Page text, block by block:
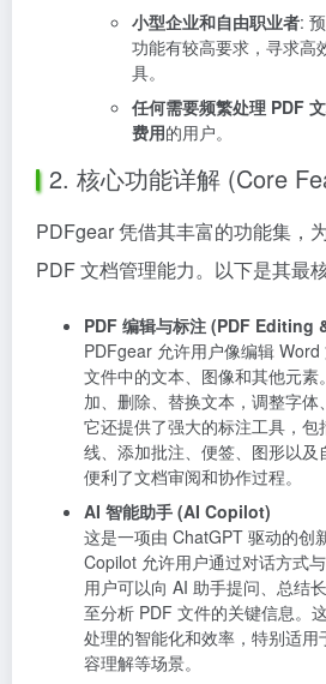
小型企业和自由职业者:
功能有较高要求，寻求高
具。
任何需要频繁处理 PDF
费用的用户。
2. 核心功能详解 (Core
PDFgear 凭借其丰富的功能集，
PDF 文档管理能力。以下是其最
PDF 编辑与标注 (PDF
PDFgear 允许用户像编辑
文件中的文本、图像和其他元
加、删除、替换文本，调整字体
它还提供了强大的标注工具，包
线、添加批注、便签、图形以
便利了文档审阅和协作过程。
AI 智能助手 (AI Copilot)
这是一项由 ChatGPT 驱动的创
Copilot 允许用户通过对话方式
用户可以向 AI 助手提问、总结
至分析 PDF 文件的关键信息。
处理的智能化和效率，特别适用
容理解等场景。